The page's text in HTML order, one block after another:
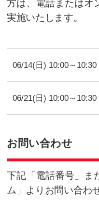
定員あり・先着
開催予定・
-815-492）」